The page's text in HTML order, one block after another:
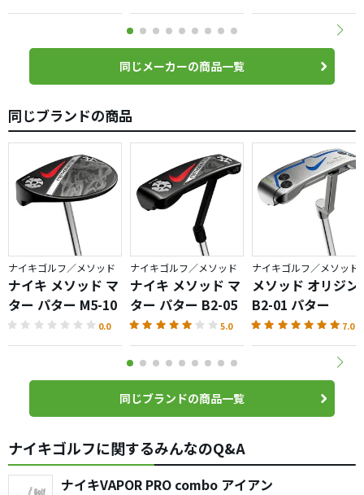
同じメーカーの商品一覧
同じブランドの商品
ナイキゴルフ／メソッド
ナイキ メソッド マ
ター パター M5-10
0.0
ナイキゴルフ／メソッド
ナイキ メソッド マ
ター パター B2-05
5.0
ナイキゴルフ／メソッド
メソッド オリジン
B2-01 パター
7.0
同じブランドの商品一覧
ナイキゴルフに関するみんなのQ&A
ナイキVAPOR PRO combo アイアン